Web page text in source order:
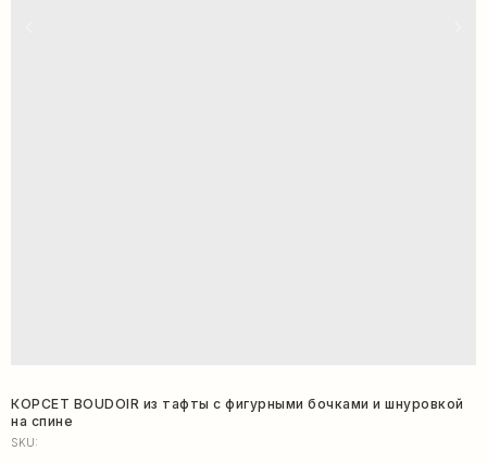
КОРСЕТ BOUDOIR из тафты с фигурными бочками и шнуровкой
на спине
SKU: